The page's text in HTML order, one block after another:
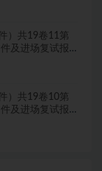
）共19卷11第
及进场复试报
）共19卷10第
及进场复试报